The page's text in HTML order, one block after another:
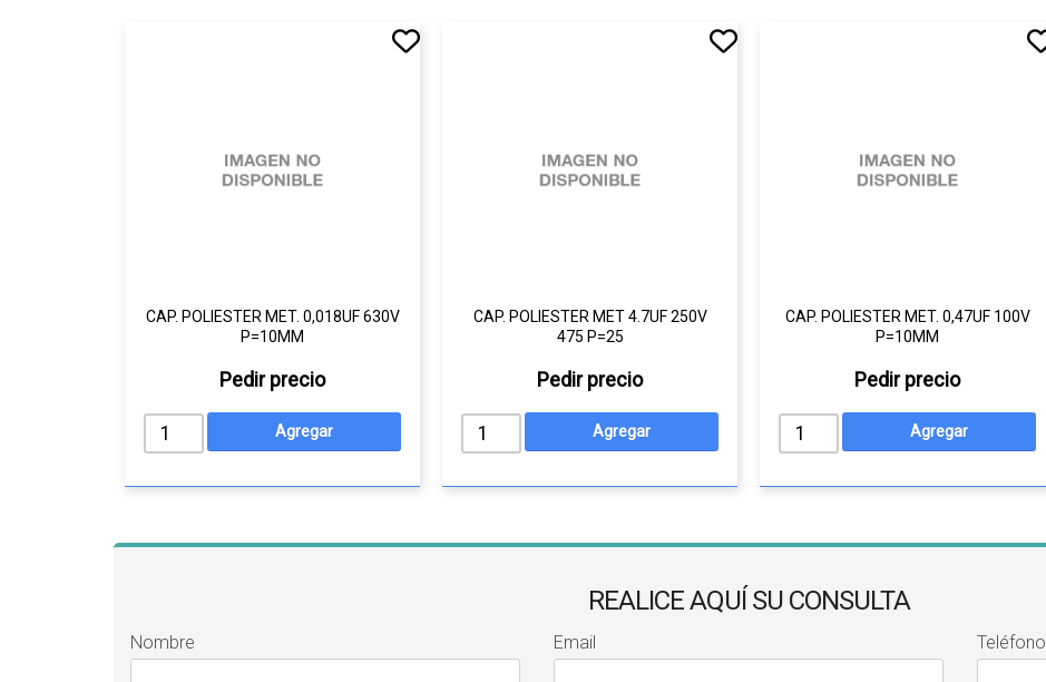
CAP. POLIESTER MET. 0,018UF 630V
P=10MM
Pedir precio
CAP. POLIESTER MET 4.7UF 250V
475 P=25
Pedir precio
CAP. POLIESTER MET. 0,47UF 100V
P=10MM
Pedir precio
REALICE AQUÍ SU CONSULTA
Nombre Email Teléfono